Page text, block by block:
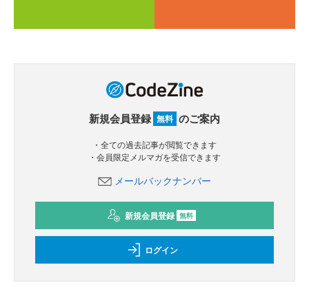
新規会員登録 無料 のご案内
・全ての過去記事が閲覧できます
・会員限定メルマガを受信できます
メールバックナンバー
新規会員登録 無料
ログイン